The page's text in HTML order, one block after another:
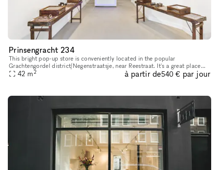
Prinsengracht 234
This bright pop-up store is conveniently located in the popular
Grachtengordel district/Negenstraatsje, near Reestraat. It's a great place
for pop-up shops or art exhibitions. With its sleek and inv
42 m2 à partir de540 € par jour